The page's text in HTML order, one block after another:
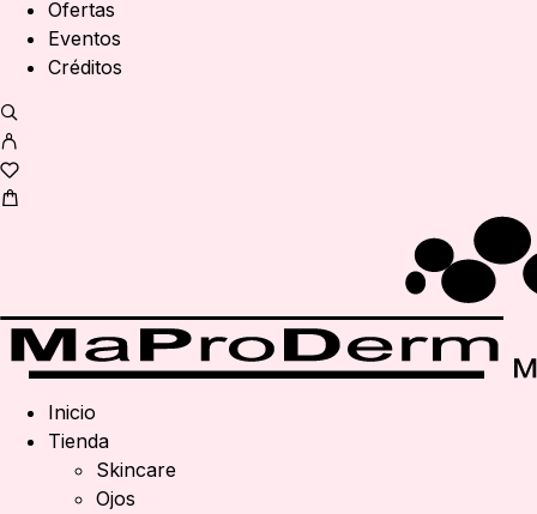
Ofertas
Eventos
Créditos
Inicio
Tienda
Skincare
Ojos